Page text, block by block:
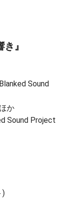
』
Sound
か
Sound Project
)